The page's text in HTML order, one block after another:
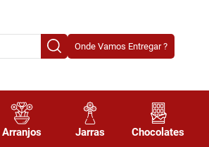
Onde Vamos Entregar ?
Arranjos Jarras Chocolates